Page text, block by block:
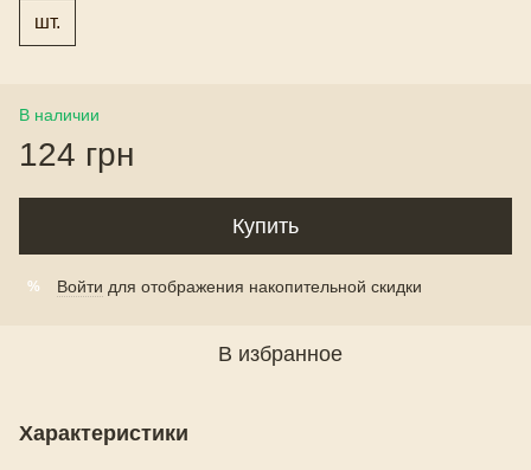
шт.
В наличии
124 грн
Купить
% Войти для отображения накопительной скидки
В избранное
Характеристики